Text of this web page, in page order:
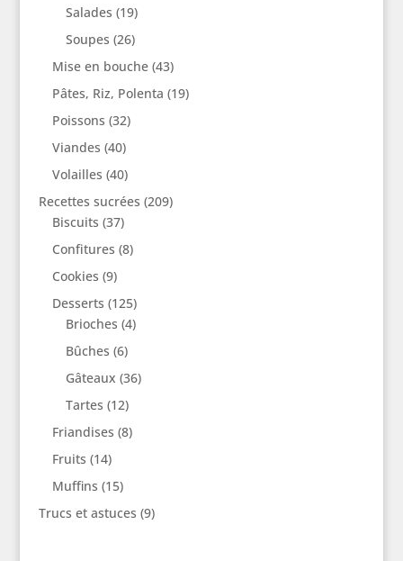
Salades (19)
Soupes (26)
Mise en bouche(43)
Pâtes, Riz, Polenta (19)
Poissons (32)
Viandes (40)
Volailles (40)
Recettes sucrées (209)
Biscuits (37)
Confitures (8)
Cookies (9)
Desserts (125)
Brioches (4)
Bûches (6)
Gâteaux (36)
Tartes (12)
Friandises (8)
Fruits (14)
Muffins (15)
Trucs et astuces (9)